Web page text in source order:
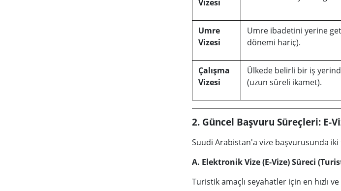
Vizesi
Umre
Vizesi
Umre ibadetini yerine
dönemi hariç).
Çalışma
Vizesi
Ülkede belirli bir iş
(uzun süreli ikamet).
2. Güncel Başvuru Süreçleri: E-
Suudi Arabistan'a vize başvurusunda
A. Elektronik Vize (E-Vize) Süreci
Turistik amaçlı seyahatler için en hızlı